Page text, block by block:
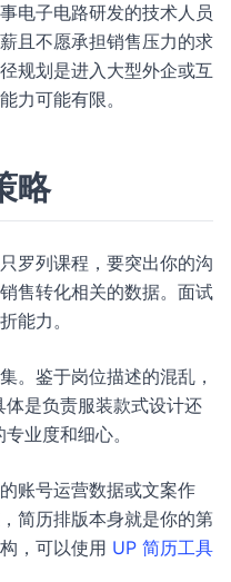
电子电路研发的技术人员
且不愿承担销售压力的求
规划是进入大型外企或互
力可能有限。
略
罗列课程，要突出你的沟
售转化相关的数据。面试
能力。
。鉴于岗位描述的混乱，
是负责服装款式设计还
业度和细心。
账号运营数据或文案作
简历排版本身就是你的第
，可以使用 UP 简历工具